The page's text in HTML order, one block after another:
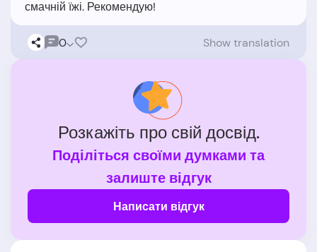
0 Show translation
Розкажіть про свій досвід.
Поділіться своїми думками та
залиште відгук
Написати відгук